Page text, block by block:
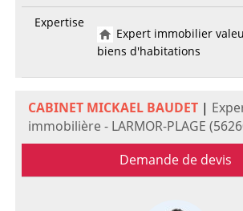
Expertise
Expert immobilier
biens d'habitations
CABINET MICKAEL BAUDET|
immobilière - LARMOR-PLAGE
Demande de devis